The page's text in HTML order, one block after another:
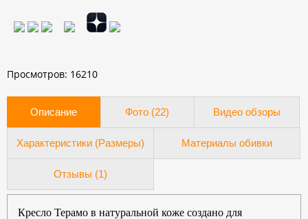
Просмотров: 16210
Описание Фото (22) Видео обзоры
Характеристики (Размеры) Материалы обивки
Отзывы (1)
Кресло Терамо в натуральной коже создано для